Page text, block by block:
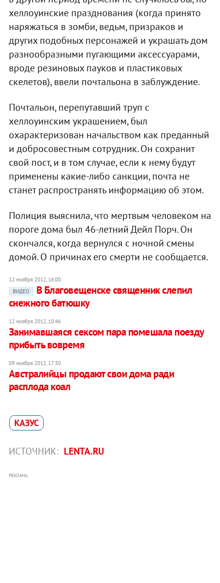
хеллоуинские празднования (когда принято
наряжаться в зомби, ведьм, призраков и
других подобных персонажей и украшать дом
разнообразными пугающими аксессуарами,
вроде резиновых пауков и пластиковых
скелетов), ввели почтальона в заблуждение.
Почтальон, перепутавший труп с
хеллоуинским украшением, был
охарактеризован начальством как преданный
и добросовестным сотрудник. Он сохранит
свой пост, и в том случае, если к нему будут
применены какие-либо санкции, почта не
станет распространять информацию об этом.
Полиция выяснила, что мертвым человеком на
пороге дома был 46-летний Дейл Порч. Он
скончался, когда вернулся с ночной смены
домой. О причинах его смерти не сообщается.
12 ноября 2012, 16:00
ВИДЕО
В Благовещенске священник слепил
снежного батюшку
12 ноября 2012, 10:46
Занимавшаяся сексом пара помешала поезду
прибыть вовремя
09 ноября 2012, 17:30
Австралийцы продают свои дома ради
расплода коал
КАЗУС
ИСТОЧНИК: LENTA.RU
РЕКЛАМА